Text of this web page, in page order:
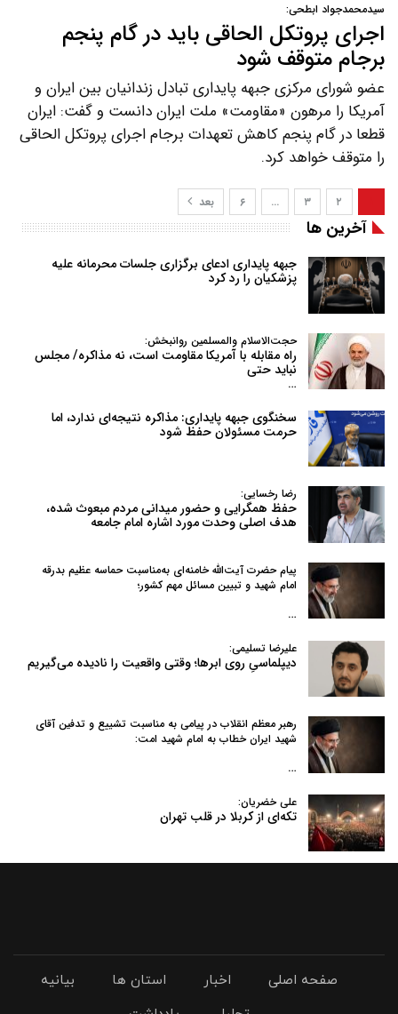
سیدمحمدجواد ابطحی:
اجرای پروتکل الحاقی باید در گام پنجم
برجام متوقف شود
عضو شورای مرکزی جبهه پایداری تبادل زندانیان بین ایران و
آمریکا را مرهون «مقاومت» ملت ایران دانست و گفت: ایران
قطعا در گام پنجم کاهش تعهدات برجام اجرای پروتکل الحاقی
را متوقف خواهد کرد.
۲ ۳ … ۶ بعد
آخرین ها
جبهه پایداری ادعای برگزاری جلسات محرمانه علیه
پزشکیان را رد کرد
حجت‌الاسلام والمسلمین روانبخش:
راه مقابله با آمریکا مقاومت است، نه مذاکره/ مجلس
نباید حتی
…
سخنگوی جبهه پایداری: مذاکره نتیجه‌ای ندارد، اما
حرمت مسئولان حفظ شود
رضا رخسایی:
حفظ همگرایی و حضور میدانی مردم مبعوث شده،
هدف اصلی وحدت مورد اشاره امام جامعه
پیام حضرت آیت‌الله خامنه‌ای به‌مناسبت حماسه عظیم بدرقه
امام شهید و تبیین مسائل مهم کشور؛
…
علیرضا تسلیمی:
دیپلماسیِ روی ابرها؛ وقتی واقعیت را نادیده می‌گیریم
رهبر معظم انقلاب در پیامی به‌ مناسبت تشییع و تدفین آقای
شهید ایران خطاب به امام شهید امت:
…
علی خضریان:
تکه‌ای از کربلا در قلب تهران
صفحه اصلی اخبار استان ها
بیانیه